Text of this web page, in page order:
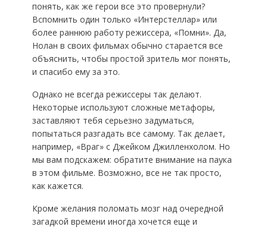
понять, как же герои все это провернули?
Вспомнить один только «Интерстеллар» или
более раннюю работу режиссера, «Помни». Да,
Нолан в своих фильмах обычно старается все
объяснить, чтобы простой зритель мог понять,
и спасибо ему за это.
Однако не всегда режиссеры так делают.
Некоторые используют сложные метафоры,
заставляют тебя серьезно задуматься,
попытаться разгадать все самому. Так делает,
например, «Враг» с Джейком Джилленхолом. Но
мы вам подскажем: обратите внимание на паука
в этом фильме. Возможно, все не так просто,
как кажется.
Кроме желания поломать мозг над очередной
загадкой времени иногда хочется еще и